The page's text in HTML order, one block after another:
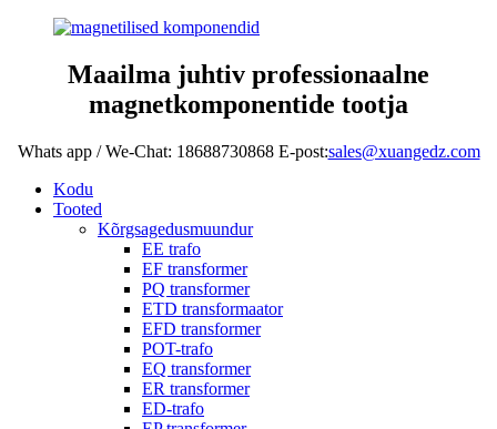
Maailma juhtiv professionaalne
magnetkomponentide tootja
Whats app / We-Chat: 18688730868 E-post:sales@xuangedz.com
Kodu
Tooted
Kõrgsagedusmuundur
EE trafo
EF transformer
PQ transformer
ETD transformaator
EFD transformer
POT-trafo
EQ transformer
ER transformer
ED-trafo